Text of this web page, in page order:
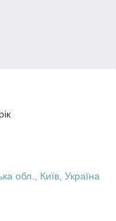
обл., Київ, Україна